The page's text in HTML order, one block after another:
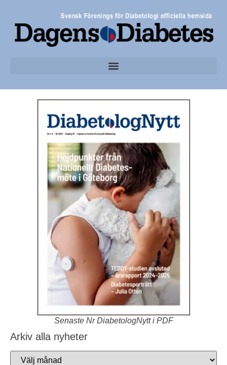
Senaste Nr DiabetologNytt i PDF
Arkiv alla nyheter